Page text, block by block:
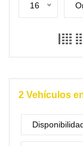
16
2 Vehículos